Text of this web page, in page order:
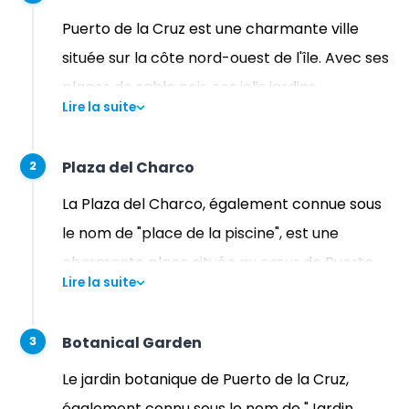
Puerto de la Cruz est une charmante ville
située sur la côte nord-ouest de l'île. Avec ses
plages de sable noir, ses jolis jardins
subtropicaux et ses paysages volcaniques
ville soit une destination touristique populaire
depuis des décennies. Des rues historiques de
la vieille ville à la promenade animée du front
de mer, tout le monde peut trouver son
compte à Puerto de la Cruz.
Lire la suite
2
Plaza del Charco
La Plaza del Charco, également connue sous
le nom de "place de la piscine", est une
charmante place située au cœur de Puerto
de la Cruz, dans le nord de Tenerife. La place
style colonial et est un endroit populaire pour
les visiteurs et les habitants. La place abrite
Lire la suite
3
Botanical Garden
Le jardin botanique de Puerto de la Cruz,